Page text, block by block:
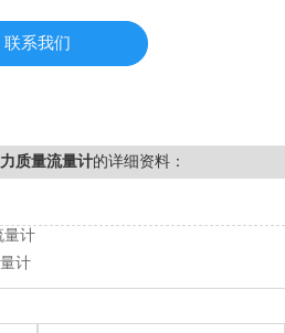
联系我们
质量流量计的详细资料：
量计
计